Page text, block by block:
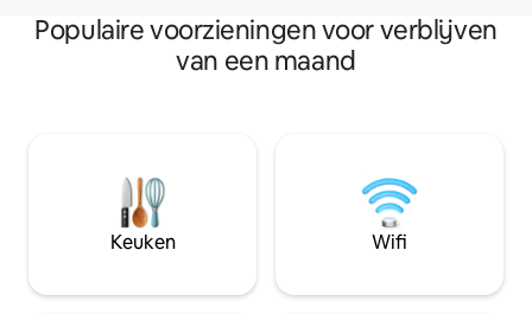
Populaire voorzieningen voor verblijven
van een maand
Keuken Wifi